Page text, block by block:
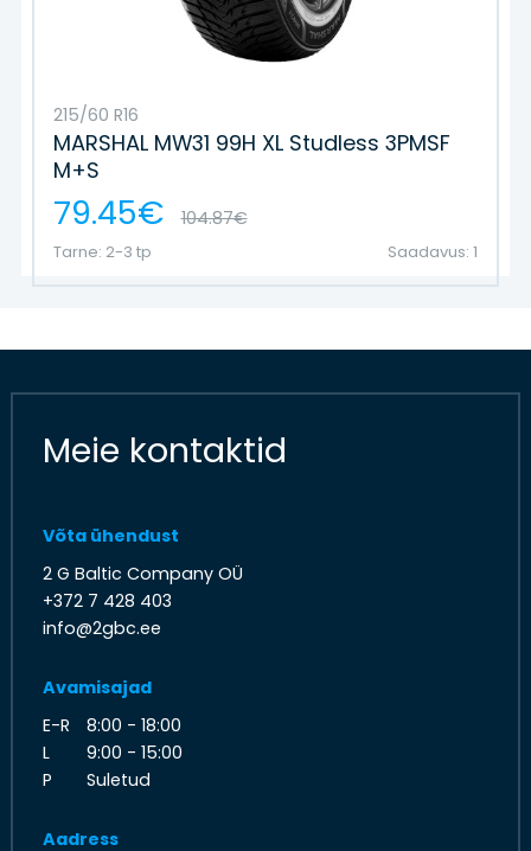
215/60 R16
MARSHAL MW31 99H XL Studless 3PMSF
M+S
79.45€ 104.87€
Tarne: 2-3 tp Saadavus: 1
Meie kontaktid
Võta ühendust
2 G Baltic Company OÜ
+372 7 428 403
info@2gbc.ee
Avamisajad
E-R
8:00 - 18:00
L
9:00 - 15:00
P
Suletud
Aadress